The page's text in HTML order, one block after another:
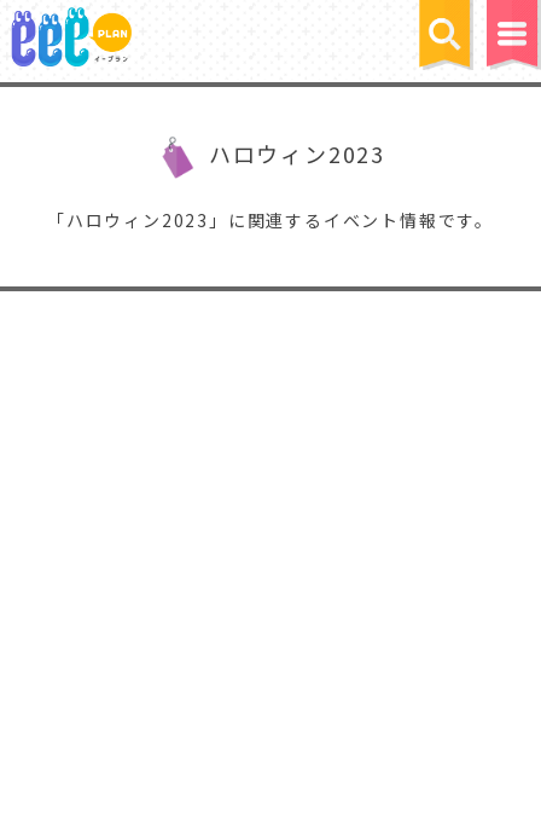
ハロウィン2023
「ハロウィン2023」に関連するイベント情報です。